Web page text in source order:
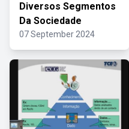
Diversos Segmentos
Da Sociedade
07 September 2024